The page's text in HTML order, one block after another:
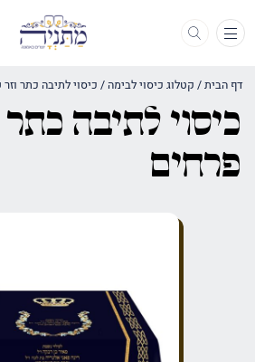
תפריט
דף הבית/ קטלוג כיסוי לבימה / כיסוי לתיבה כתר
כיסוי לתיבה כתר
פרחים